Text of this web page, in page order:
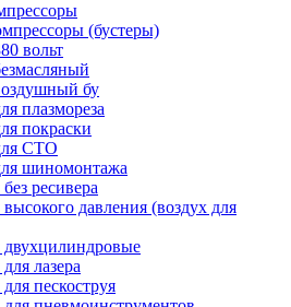
(бустеры)
вольт
бу
плазмореза
покраски
СТО
шиномонтажа
ресивера
давления (воздух для
лазера
пескоструя